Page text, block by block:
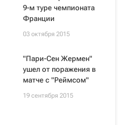
9-м туре чемпионата
Франции
03 октября 2015
"Пари-Сен Жермен"
ушел от поражения в
матче с "Реймсом"
19 сентября 2015